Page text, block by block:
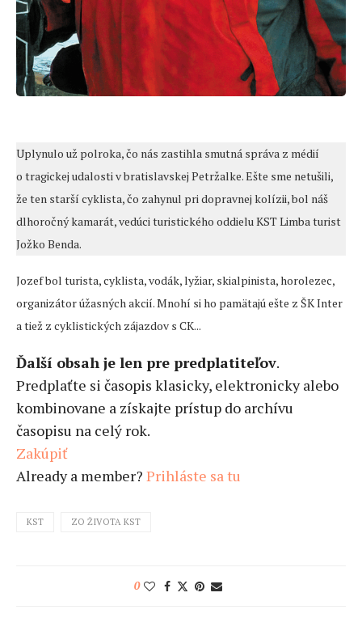
Uplynulo už polroka, čo nás zastihla smutná správa z médií
o tragickej udalosti v bratislavskej Petržalke. Ešte sme netušili,
že ten starší cyklista, čo zahynul pri dopravnej kolízii, bol náš
dlhoročný kamarát, vedúci turistického oddielu KST Limba turist
Jožko Benda.
Jozef bol turista, cyklista, vodák, lyžiar, skialpinista, horolezec,
organizátor úžasných akcií. Mnohí si ho pamätajú ešte z ŠK Inter
a tiež z cyklistických zájazdov s CK...
Ďalší obsah je len pre predplatiteľov.
Predplaťte si časopis klasicky, elektronicky alebo
kombinovane a získajte prístup do archívu
časopisu na celý rok.
Zakúpiť
Already a member? Prihláste sa tu
KST ZO ŽIVOTA KST
0